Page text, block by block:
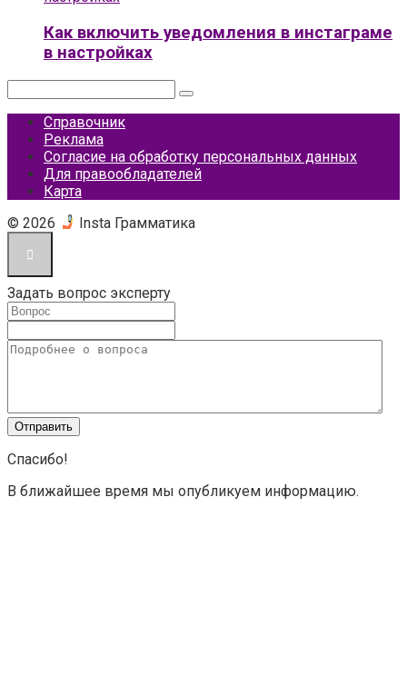
Как включить уведомления в инстаграме
в настройках
Справочник
Реклама
Согласие на обработку персональных данных
Для правообладателей
Карта
© 2026
Insta Грамматика
Задать вопрос эксперту
Спасибо!
В ближайшее время мы опубликуем информацию.